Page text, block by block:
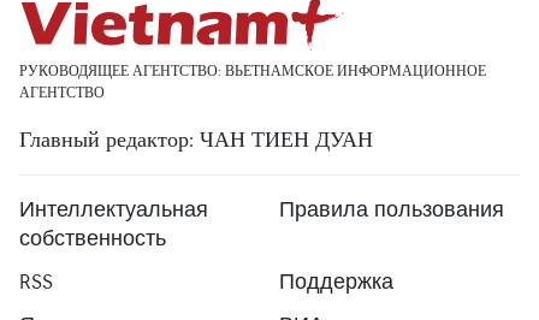
РУКОВОДЯЩЕЕ АГЕНТСТВО: ВЬЕТНАМСКОЕ ИНФОРМАЦИОННОЕ
АГЕНТСТВО
Главный редактор: ЧАН ТИЕН ДУАН
Интеллектуальная
собственность
Правила пользования
RSS
Поддержка